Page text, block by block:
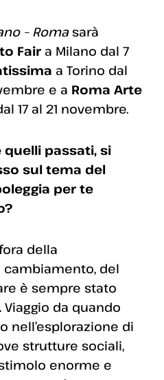
– Romasarà
Fair a Milano dal 7
a Torino dal
e a Roma Arte
17 al 21 novembre.
passati, si
sul tema del
per te
della
del
è sempre stato
da quando
nell’esplorazione di
strutture sociali,
enorme e